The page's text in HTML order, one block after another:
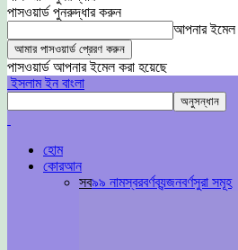
পাসওয়ার্ড পুনরুদ্ধার করুন
আপনার ইমেল
পাসওয়ার্ড আপনার ইমেল করা হয়েছে
ইসলাম ইন বাংলা
হোম
কোরআন
সব৯৯ নামস্বরবর্ণব্যন্জনবর্ণসুরা সমূহ